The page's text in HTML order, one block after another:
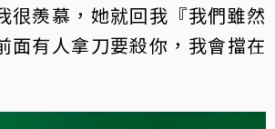
很羨慕，她就回我『我們雖然
面有人拿刀要殺你，我會擋在